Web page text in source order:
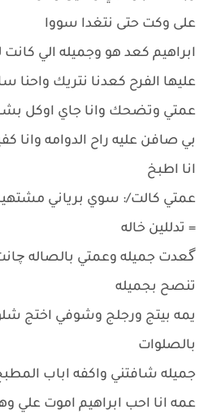
على وكت حتى نتغدا سووا
ابراهيم كعد هو وجميله الي كانت
عليها الفرح كعدنا نتريك
عمتي وتضحك وانا جاي اوكل
بي صافن عليه راح الدوامه وانا
انا اطبخ
عمتي كالت/: سوي برياني
= تدللين خاله
گعدت جميله وعمتي بالصاله
تنصح بجميله
يمه بيتج ورجلج وشوفي اختج
بالصلوات
جميله شافتني واكفه اباب
عمه انا احب ابراهيم اموت علي